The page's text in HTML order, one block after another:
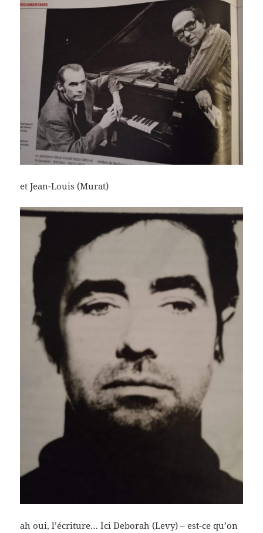
et Jean-Louis (Murat)
ah oui, l’écriture… Ici Deborah (Levy) – est-ce qu’on